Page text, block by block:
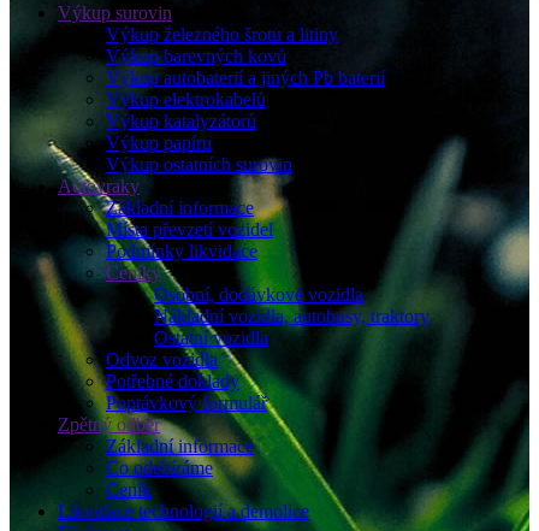
Výkup surovin
Výkup železného šrotu a litiny
Výkup barevných kovů
Výkup autobaterií a jiných Pb baterií
Výkup elektrokabelů
Výkup katalyzátorů
Výkup papíru
Výkup ostatních surovin
Autovraky
Základní informace
Místa převzetí vozidel
Podmínky likvidace
Ceníky
Osobní, dodávkové vozidla
Nákladní vozidla, autobusy, traktory
Ostatní vozidla
Odvoz vozidla
Potřebné doklady
Poptávkový formulář
Zpětný odběr
Základní informace
Co odebíráme
Ceník
Likvidace technologií a demolice